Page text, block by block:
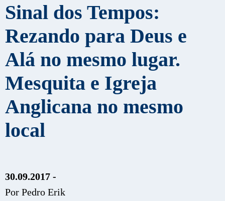
Sinal dos Tempos:
Rezando para Deus e
Alá no mesmo lugar.
Mesquita e Igreja
Anglicana no mesmo
local
30.09.2017 -
Por Pedro Erik